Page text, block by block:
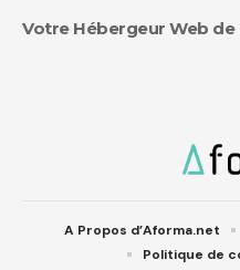
Votre Hébergeur Web de
A Propos d’Aforma.net
Politique de